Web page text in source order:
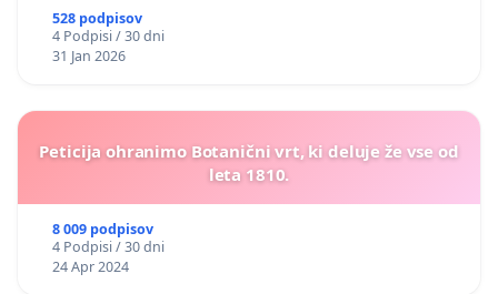
528 podpisov
4 Podpisi / 30 dni
31 Jan 2026
Peticija ohranimo Botanični vrt, ki deluje že vse od
leta 1810.
8 009 podpisov
4 Podpisi / 30 dni
24 Apr 2024